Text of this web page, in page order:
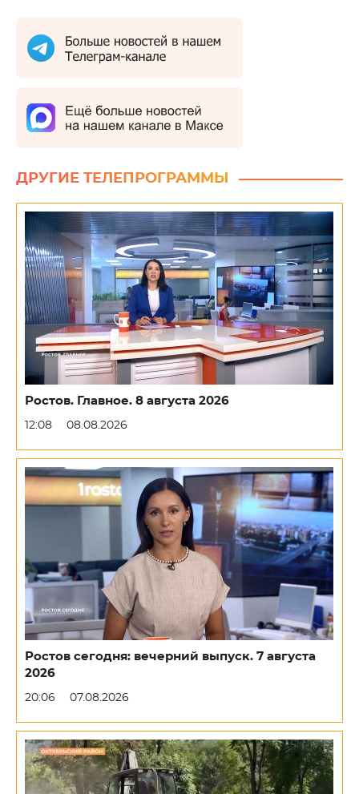
ДРУГИЕ ТЕЛЕПРОГРАММЫ
Ростов. Главное. 8 августа 2026
12:08 08.08.2026
Ростов сегодня: вечерний выпуск. 7 августа
2026
20:06 07.08.2026